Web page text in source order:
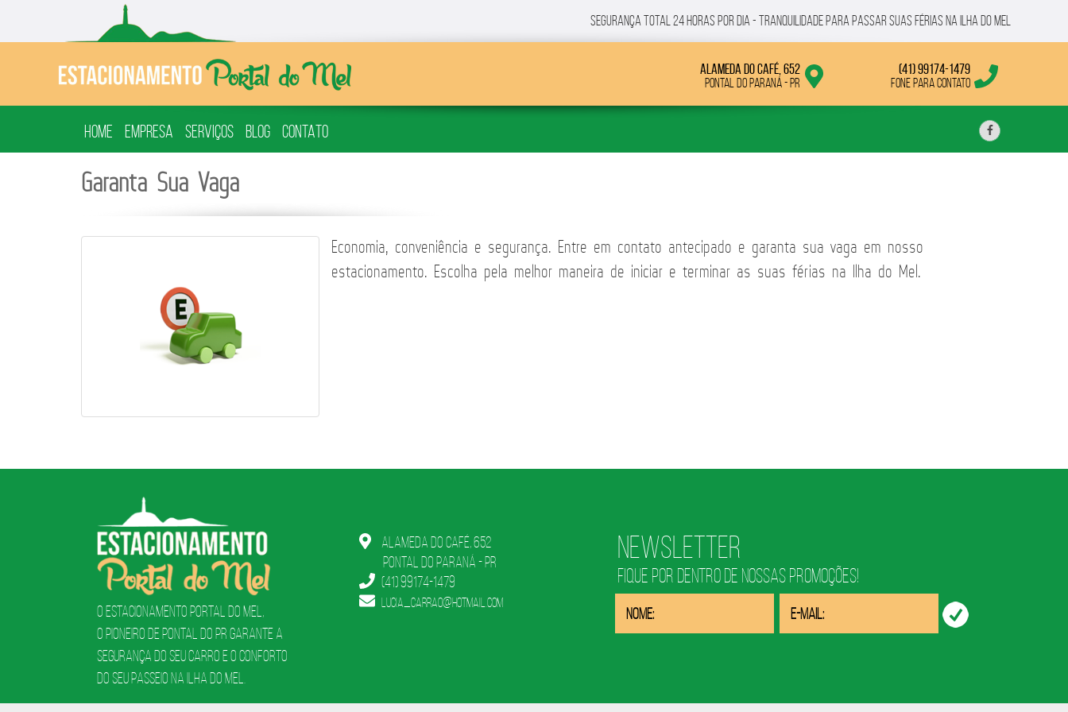
SEGURANÇA total 24 horas por dia - tRANQUILIDADE PARA PASSAR SUAS FÉRIAS NA ILHA DO MEL
Alameda do Café, 652
Pontal do Paraná - PR
(41) 99174-1479
Fone para contato
HOME EMPRESA SERVIÇOS BLOG CONTATO
Garanta Sua Vaga
Economia, conveniência e segurança. Entre em contato antecipado e garanta sua vaga em nosso
estacionamento. Escolha pela melhor maneira de iniciar e terminar as suas férias na Ilha do Mel.
O Estacionamento Portal do Mel,
o pioneiro de Pontal do PR garante a
segurança do seu carro e o conforto
do seu passeio na ilha do mel.
Alameda do Café, 652
Pontal do Paraná - PR
(41) 99174-1479
lucia_carrao@hotmail.com
Newsletter
FIQUE POR DENTRO DE NOSSAS PROMOÇÕES!